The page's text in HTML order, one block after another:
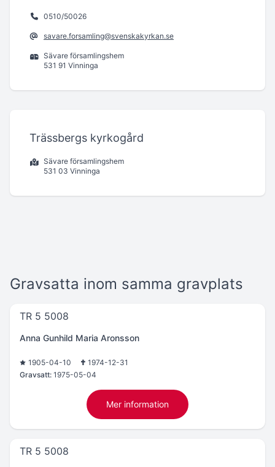
0510/50026
savare.forsamling@svenskakyrkan.se
Sävare församlingshem
531 91 Vinninga
Trässbergs kyrkogård
Sävare församlingshem
531 03 Vinninga
Gravsatta inom samma gravplats
TR 5 5008
Anna Gunhild Maria Aronsson
1905-04-10
1974-12-31
Gravsatt: 1975-05-04
Mer information
TR 5 5008